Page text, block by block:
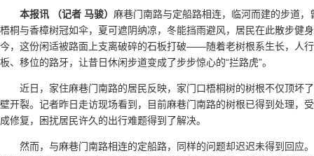
本报讯 （记者 马骏） 麻巷门南路与定船路相连，临河而建的步道，
梧桐与香樟树冠如伞，夏可遮阴纳凉，冬能挡雨避风，居民在此散步健
今，这份闲适被路面上支离破碎的石板打破——随着老树根系生长，人
板、移位的路牙，让昔日休闲步道变成了步步惊心的“拦路虎”。
近日，家住麻巷门南路的居民反映，家门口梧桐树的树根不仅顶坏
壁开裂。记者昨日走访现场看到，目前麻巷门南路的树根已得到处理，
成修复，困扰居民许久的出行难题得到了解决。
然而，与麻巷门南路相连的定船路，同样的问题却迟迟未得到回应